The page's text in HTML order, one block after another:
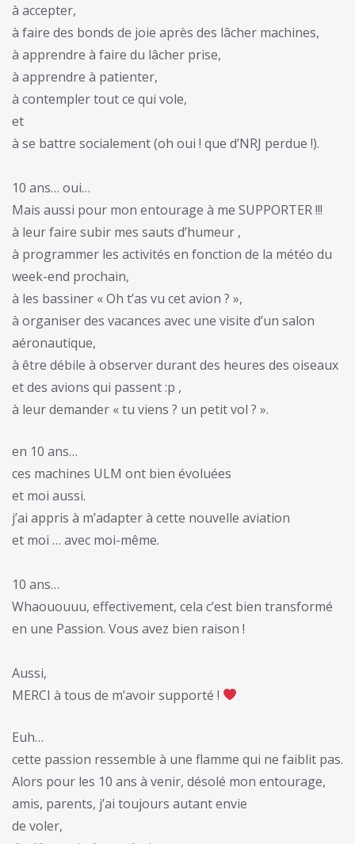
à accepter,
à faire des bonds de joie après des lâcher machines,
à apprendre à faire du lâcher prise,
à apprendre à patienter,
à contempler tout ce qui vole,
et
à se battre socialement (oh oui ! que d’NRJ perdue !).
10 ans… oui…
Mais aussi pour mon entourage à me SUPPORTER !!!
à leur faire subir mes sauts d’humeur ,
à programmer les activités en fonction de la météo du
week-end prochain,
à les bassiner « Oh t’as vu cet avion ? »,
à organiser des vacances avec une visite d’un salon
aéronautique,
à être débile à observer durant des heures des oiseaux
et des avions qui passent :p ,
à leur demander « tu viens ? un petit vol ? ».
en 10 ans…
ces machines ULM ont bien évoluées
et moi aussi.
j’ai appris à m’adapter à cette nouvelle aviation
et moi … avec moi-même.
10 ans…
Whaououuu, effectivement, cela c’est bien transformé
en une Passion. Vous avez bien raison !
Aussi,
MERCI à tous de m’avoir supporté !
Euh…
cette passion ressemble à une flamme qui ne faiblit pas.
Alors pour les 10 ans à venir, désolé mon entourage,
amis, parents, j’ai toujours autant envie
de voler,